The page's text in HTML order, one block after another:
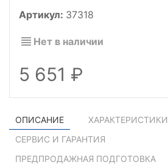
Артикул: 37318
Нет в наличии
5 651
ОПИСАНИЕ ХАРАКТЕРИСТИКИ
СЕРВИС И ГАРАНТИЯ
ПРЕДПРОДАЖНАЯ ПОДГОТОВКА